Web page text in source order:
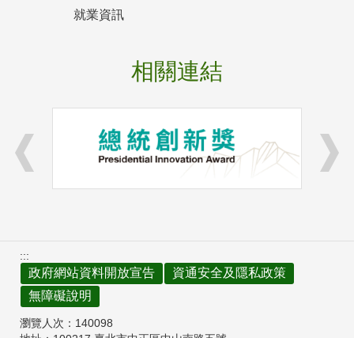
就業資訊
相關連結
:::
政府網站資料開放宣告
資通安全及隱私政策
無障礙說明
瀏覽人次： 140098